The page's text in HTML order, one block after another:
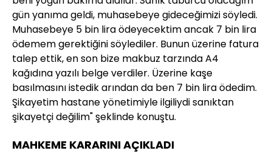
gün yanıma geldi, muhasebeye gideceğimizi söyledi.
Muhasebeye 5 bin lira ödeyecektim ancak 7 bin lira
ödemem gerektiğini söylediler. Bunun üzerine fatura
talep ettik, en son bize makbuz tarzında A4
kağıdına yazılı belge verdiler. Üzerine kaşe
basılmasını istedik arından da ben 7 bin lira ödedim.
Şikayetim hastane yönetimiyle ilgiliydi sanıktan
şikayetçi değilim" şeklinde konuştu.
MAHKEME KARARINI AÇIKLADI